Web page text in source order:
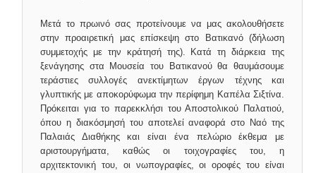
Μετά το πρωινό σας προτείνουμε να μας ακολουθήσετε
στην προαιρετική μας επίσκεψη στο Βατικανό (δήλωση
συμμετοχής με την κράτησή της). Κατά τη διάρκεια της
ξενάγησης στα Μουσεία του Βατικανού θα θαυμάσουμε
τεράστιες συλλογές ανεκτίμητων έργων τέχνης και
γλυπτικής με αποκορύφωμα την περίφημη Καπέλα Σιξτίνα.
Πρόκειται για το παρεκκλήσι του Αποστολικού Παλατιού,
όπου η διακόσμησή του αποτελεί αναφορά στο Ναό της
Παλαιάς Διαθήκης και είναι ένα πελώριο έκθεμα με
αριστουργήματα, καθώς οι τοιχογραφίες του, η
αρχιτεκτονική του, οι νωπογραφίες, οι οροφές του είναι